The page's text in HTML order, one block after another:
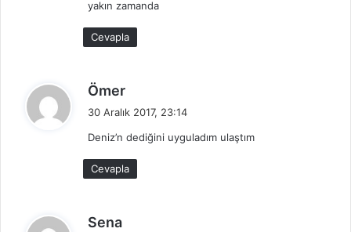
k
i
:
yakın zamanda
Cevapla
Ömer
i
k
i
30 Aralık 2017, 23:14
Deniz’n dediğini uyguladım ulaştım
Cevapla
Sena